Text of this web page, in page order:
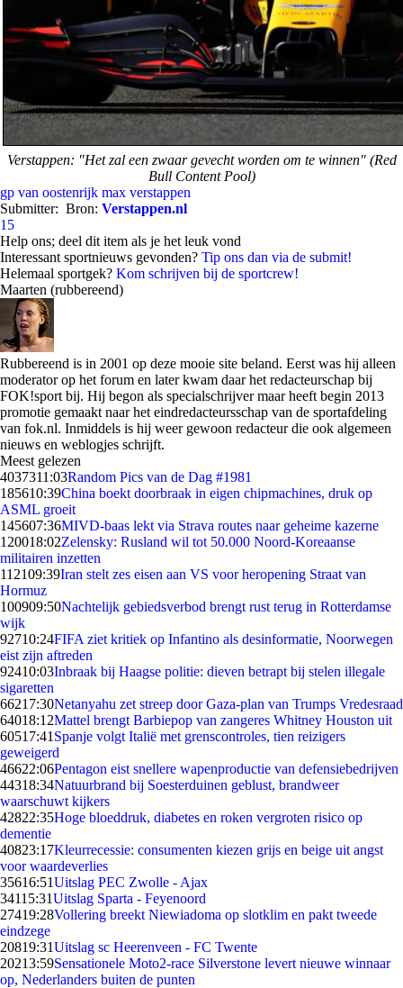
Verstappen: "Het zal een zwaar gevecht worden om te winnen" (Red
Bull Content Pool)
gp van oostenrijk max verstappen
Submitter: Bron: Verstappen.nl
15
Help ons; deel dit item als je het leuk vond
Interessant sportnieuws gevonden? Tip ons dan via de submit!
Helemaal sportgek? Kom schrijven bij de sportcrew!
Maarten (rubbereend)
Rubbereend is in 2001 op deze mooie site beland. Eerst was hij alleen
moderator op het forum en later kwam daar het redacteurschap bij
FOK!sport bij. Hij begon als specialschrijver maar heeft begin 2013
promotie gemaakt naar het eindredacteursschap van de sportafdeling
van fok.nl. Inmiddels is hij weer gewoon redacteur die ook algemeen
nieuws en weblogjes schrijft.
Meest gelezen
4037311:03Random Pics van de Dag #1981
185610:39China boekt doorbraak in eigen chipmachines, druk op
ASML groeit
145607:36MIVD-baas lekt via Strava routes naar geheime kazerne
120018:02Zelensky: Rusland wil tot 50.000 Noord-Koreaanse
militairen inzetten
112109:39Iran stelt zes eisen aan VS voor heropening Straat van
Hormuz
100909:50Nachtelijk gebiedsverbod brengt rust terug in Rotterdamse
wijk
92710:24FIFA ziet kritiek op Infantino als desinformatie, Noorwegen
eist zijn aftreden
92410:03Inbraak bij Haagse politie: dieven betrapt bij stelen illegale
sigaretten
66217:30Netanyahu zet streep door Gaza-plan van Trumps Vredesraad
64018:12Mattel brengt Barbiepop van zangeres Whitney Houston uit
60517:41 Spanje volgt Italië met grenscontroles, tien reizigers
geweigerd
46622:06Pentagon eist snellere wapenproductie van defensiebedrijven
44318:34Natuurbrand bij Soesterduinen geblust, brandweer
waarschuwt kijkers
42822:35Hoge bloeddruk, diabetes en roken vergroten risico op
dementie
40823:17Kleurrecessie: consumenten kiezen grijs en beige uit angst
voor waardeverlies
35616:51Uitslag PEC Zwolle - Ajax
34115:31Uitslag Sparta - Feyenoord
27419:28Vollering breekt Niewiadoma op slotklim en pakt tweede
eindzege
20819:31Uitslag sc Heerenveen - FC Twente
20213:59Sensationele Moto2-race Silverstone levert nieuwe winnaar
op, Nederlanders buiten de punten